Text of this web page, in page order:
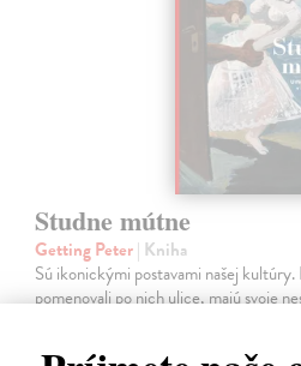
Studne mútne
Getting Peter| Kniha
Sú ikonickými postavami našej kultúry.
pomenovali po nich ulice, majú svoje